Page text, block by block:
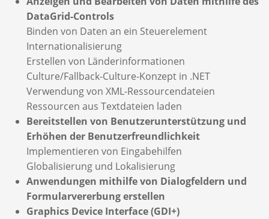
DataGrid-Controls
Binden von Daten an ein Steuerelement
Internationalisierung
Erstellen von Länderinformationen
Culture/Fallback-Culture-Konzept in .NET
Verwendung von XML-Ressourcendateien
Ressourcen aus Textdateien laden
Bereitstellen von Benutzerunterstützung und
Erhöhen der Benutzerfreundlichkeit
Implementieren von Eingabehilfen
Globalisierung und Lokalisierung
Anwendungen mithilfe von Dialogfeldern und
Formularvererbung erstellen
Graphics Device Interface (GDI+)